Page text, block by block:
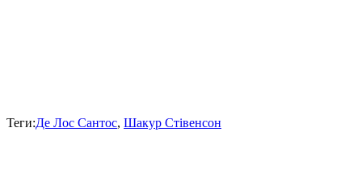
Теги:Де Лос Сантос, Шакур Стівенсон